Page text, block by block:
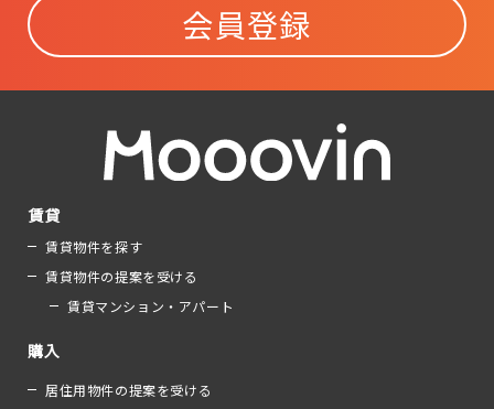
会員登録
賃貸
賃貸物件を探す
賃貸物件の提案を受ける
賃貸マンション・アパート
購入
居住用物件の提案を受ける